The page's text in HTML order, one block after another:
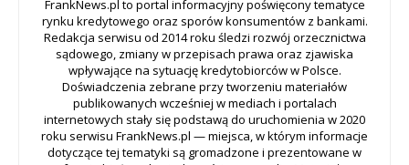
FrankNews.pl to portal informacyjny poświęcony tematyce
rynku kredytowego oraz sporów konsumentów z bankami.
Redakcja serwisu od 2014 roku śledzi rozwój orzecznictwa
sądowego, zmiany w przepisach prawa oraz zjawiska
wpływające na sytuację kredytobiorców w Polsce.
Doświadczenia zebrane przy tworzeniu materiałów
publikowanych wcześniej w mediach i portalach
internetowych stały się podstawą do uruchomienia w 2020
roku serwisu FrankNews.pl — miejsca, w którym informacje
dotyczące tej tematyki są gromadzone i prezentowane w